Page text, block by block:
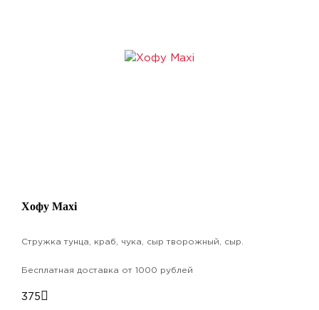
Хофу Maxi
Стружка тунца, краб, чука, сыр творожный, сыр.
Бесплатная доставка от 1000 рублей
375